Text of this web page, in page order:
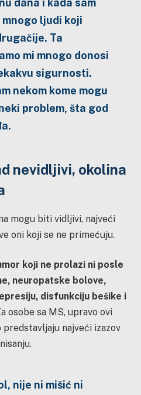
dana i kada sam
ljudi koji
Ta
mi mnogo donosi
sigurnosti.
nekom kome mogu
problem, šta god
nevidljivi, okolina
mogu biti vidljivi, najveći
oni koji se ne primećuju.
koji ne prolazi ni posle
neuropatske bolove,
disfunkciju bešike i
osobe sa MS, upravo ovi
najveći izazov
nije ni mišić ni